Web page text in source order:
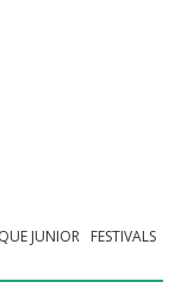
JUNIOR FESTIVALS